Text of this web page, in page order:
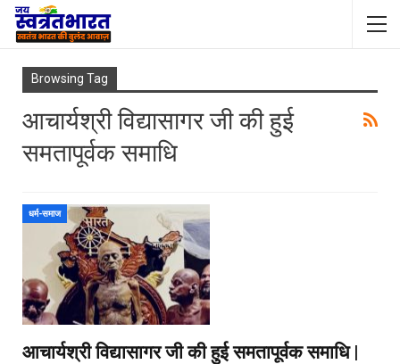
Browsing Tag
आचार्यश्री विद्यासागर जी की हुई
समतापूर्वक समाधि
धर्म-समाज
आचार्यश्री विद्यासागर जी की हुई समतापूर्वक समाधि |